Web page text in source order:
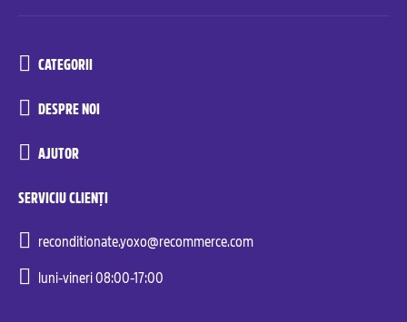
CATEGORII
DESPRE NOI
AJUTOR
SERVICIU CLIENȚI
reconditionate.yoxo@recommerce.com
luni-vineri 08:00-17:00